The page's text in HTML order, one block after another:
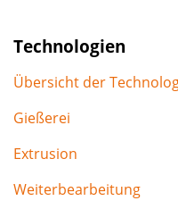
Technologien
Übersicht der
Gießerei
Extrusion
Weiterbearbeitung